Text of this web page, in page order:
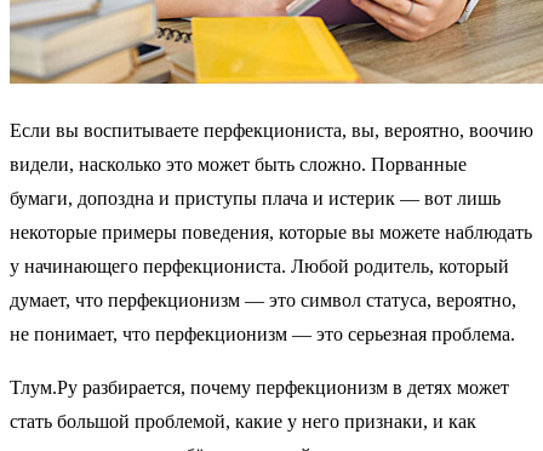
Если вы воспитываете перфекциониста, вы, вероятно, воочию
видели, насколько это может быть сложно. Порванные
бумаги, допоздна и приступы плача и истерик — вот лишь
некоторые примеры поведения, которые вы можете наблюдать
у начинающего перфекциониста. Любой родитель, который
думает, что перфекционизм — это символ статуса, вероятно,
не понимает, что перфекционизм — это серьезная проблема.
Тлум.Ру разбирается, почему перфекционизм в детях может
стать большой проблемой, какие у него признаки, и как